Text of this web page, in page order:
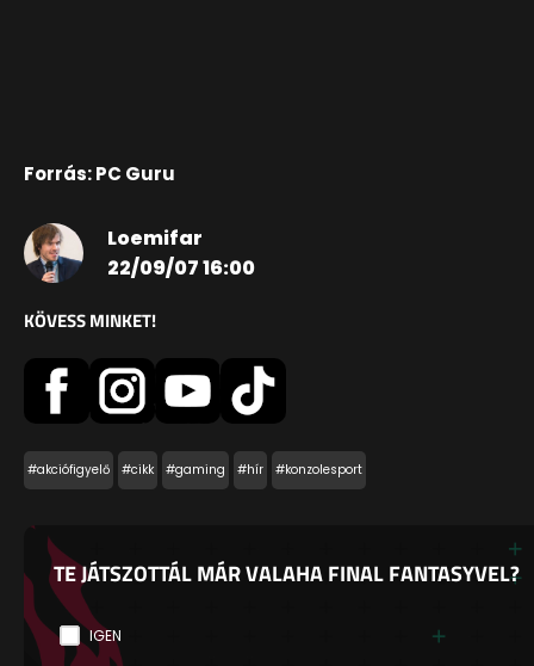
Forrás: PC Guru
Loemifar
22/09/07 16:00
KÖVESS MINKET!
#akciófigyelő #cikk #gaming #hír #konzolesport
TE JÁTSZOTTÁL MÁR VALAHA FINAL FANTASYVEL?
IGEN